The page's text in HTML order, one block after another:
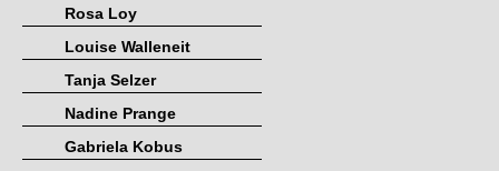
Rosa Loy
Louise Walleneit
Tanja Selzer
Nadine Prange
Gabriela Kobus